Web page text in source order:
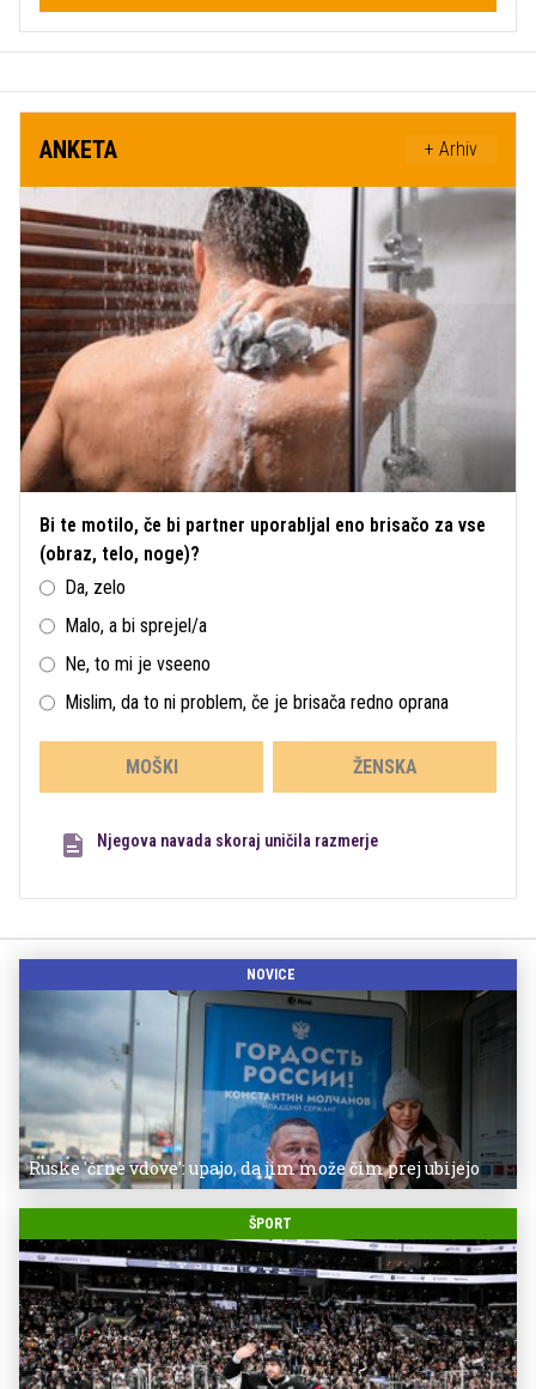
ANKETA + Arhiv
Bi te motilo, če bi partner uporabljal eno brisačo za vse
(obraz, telo, noge)?
Da, zelo
Malo, a bi sprejel/a
Ne, to mi je vseeno
Mislim, da to ni problem, če je brisača redno oprana
MOŠKI ŽENSKA
Njegova navada skoraj uničila razmerje
NOVICE
Ruske 'črne vdove': upajo, da jim može čim prej ubijejo
ŠPORT